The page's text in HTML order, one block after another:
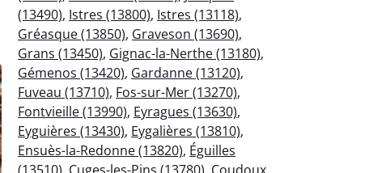
(13490), Istres (13800), Istres (13118),
Gréasque (13850), Graveson (13690),
Grans (13450), Gignac-la-Nerthe (13180),
Gémenos (13420), Gardanne (13120),
Fuveau (13710), Fos-sur-Mer (13270),
Fontvieille (13990), Eyragues (13630),
Eyguières (13430), Eygalières (13810),
Ensuès-la-Redonne (13820), Éguilles